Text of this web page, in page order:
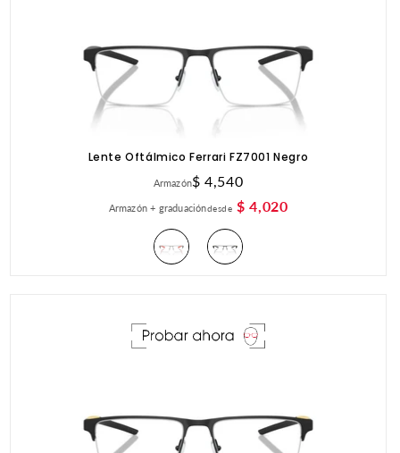
Lente Oftálmico Ferrari FZ7001 Negro
ArmazónPrecio
habitual
$ 4,540
Armazón + graduacióndesde $ 4,020